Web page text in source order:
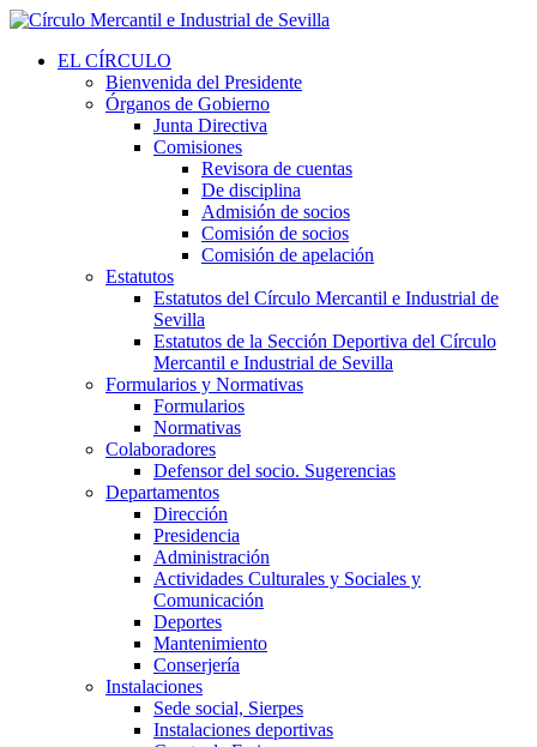
EL CÍRCULO
Bienvenida del Presidente
Órganos de Gobierno
Junta Directiva
Comisiones
Revisora de cuentas
De disciplina
Admisión de socios
Comisión de socios
Comisión de apelación
Estatutos
Estatutos del Círculo Mercantil e Industrial de
Sevilla
Estatutos de la Sección Deportiva del Círculo
Mercantil e Industrial de Sevilla
Formularios y Normativas
Formularios
Normativas
Colaboradores
Defensor del socio. Sugerencias
Departamentos
Dirección
Presidencia
Administración
Actividades Culturales y Sociales y
Comunicación
Deportes
Mantenimiento
Conserjería
Instalaciones
Sede social, Sierpes
Instalaciones deportivas